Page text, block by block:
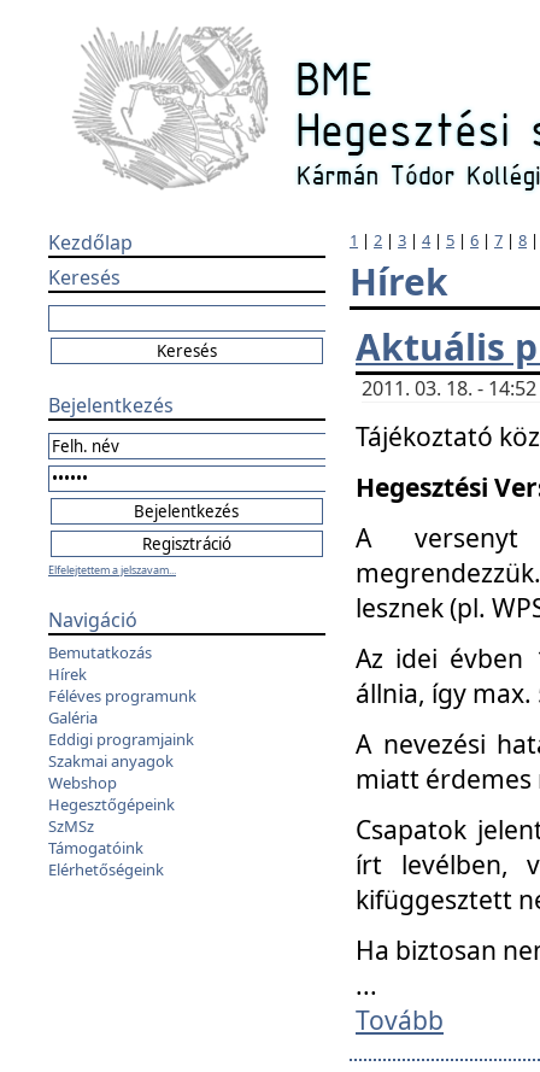
Kezdőlap
Keresés
Bejelentkezés
Elfelejtettem a jelszavam...
Navigáció
Bemutatkozás
Hírek
Féléves programunk
Galéria
Eddigi programjaink
Szakmai anyagok
Webshop
Hegesztőgépeink
SzMSz
Támogatóink
Elérhetőségeink
1 | 2 | 3 | 4| 5 | 6 | 7 | 8
Hírek
Aktuális
2011. 03. 18. -
Tájékoztató
Hegesztési
A versenyt
lesznek (pl.
Az idei évben
állnia, így
A nevezési
miatt érdemes
Csapatok
írt levélben,
kifüggesztett
Ha biztosan
...
Tovább